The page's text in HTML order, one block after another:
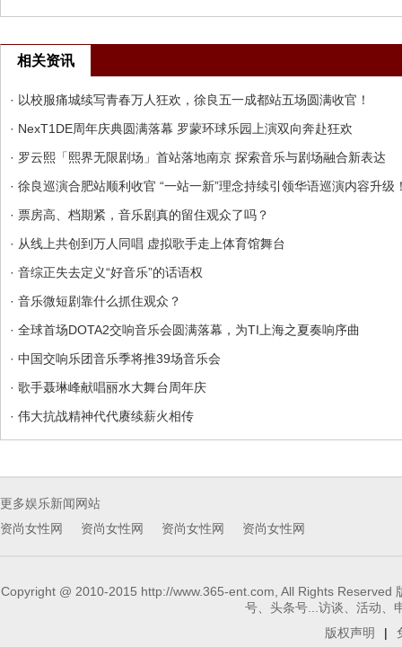
相关资讯
· 以校服痛城续写青春万人狂欢，徐良五一成都站五场圆满收官！
· NexT1DE周年庆典圆满落幕 罗蒙环球乐园上演双向奔赴狂欢
· 罗云熙「熙界无限剧场」首站落地南京 探索音乐与剧场融合新表达
· 徐良巡演合肥站顺利收官 “一站一新”理念持续引领华语巡演内容升级
· 票房高、档期紧，音乐剧真的留住观众了吗？
· 从线上共创到万人同唱 虚拟歌手走上体育馆舞台
· 音综正失去定义“好音乐”的话语权
· 音乐微短剧靠什么抓住观众？
· 全球首场DOTA2交响音乐会圆满落幕，为TI上海之夏奏响序曲
· 中国交响乐团音乐季将推39场音乐会
· 歌手聂琳峰献唱丽水大舞台周年庆
· 伟大抗战精神代代赓续薪火相传
更多娱乐新闻网站
资尚女性网
资尚女性网 资尚女性网 资尚女性网
Copyright @ 2010-2015 http://www.365-ent.com, All Rights
号、头条号...访谈、活动、
版权声明
|